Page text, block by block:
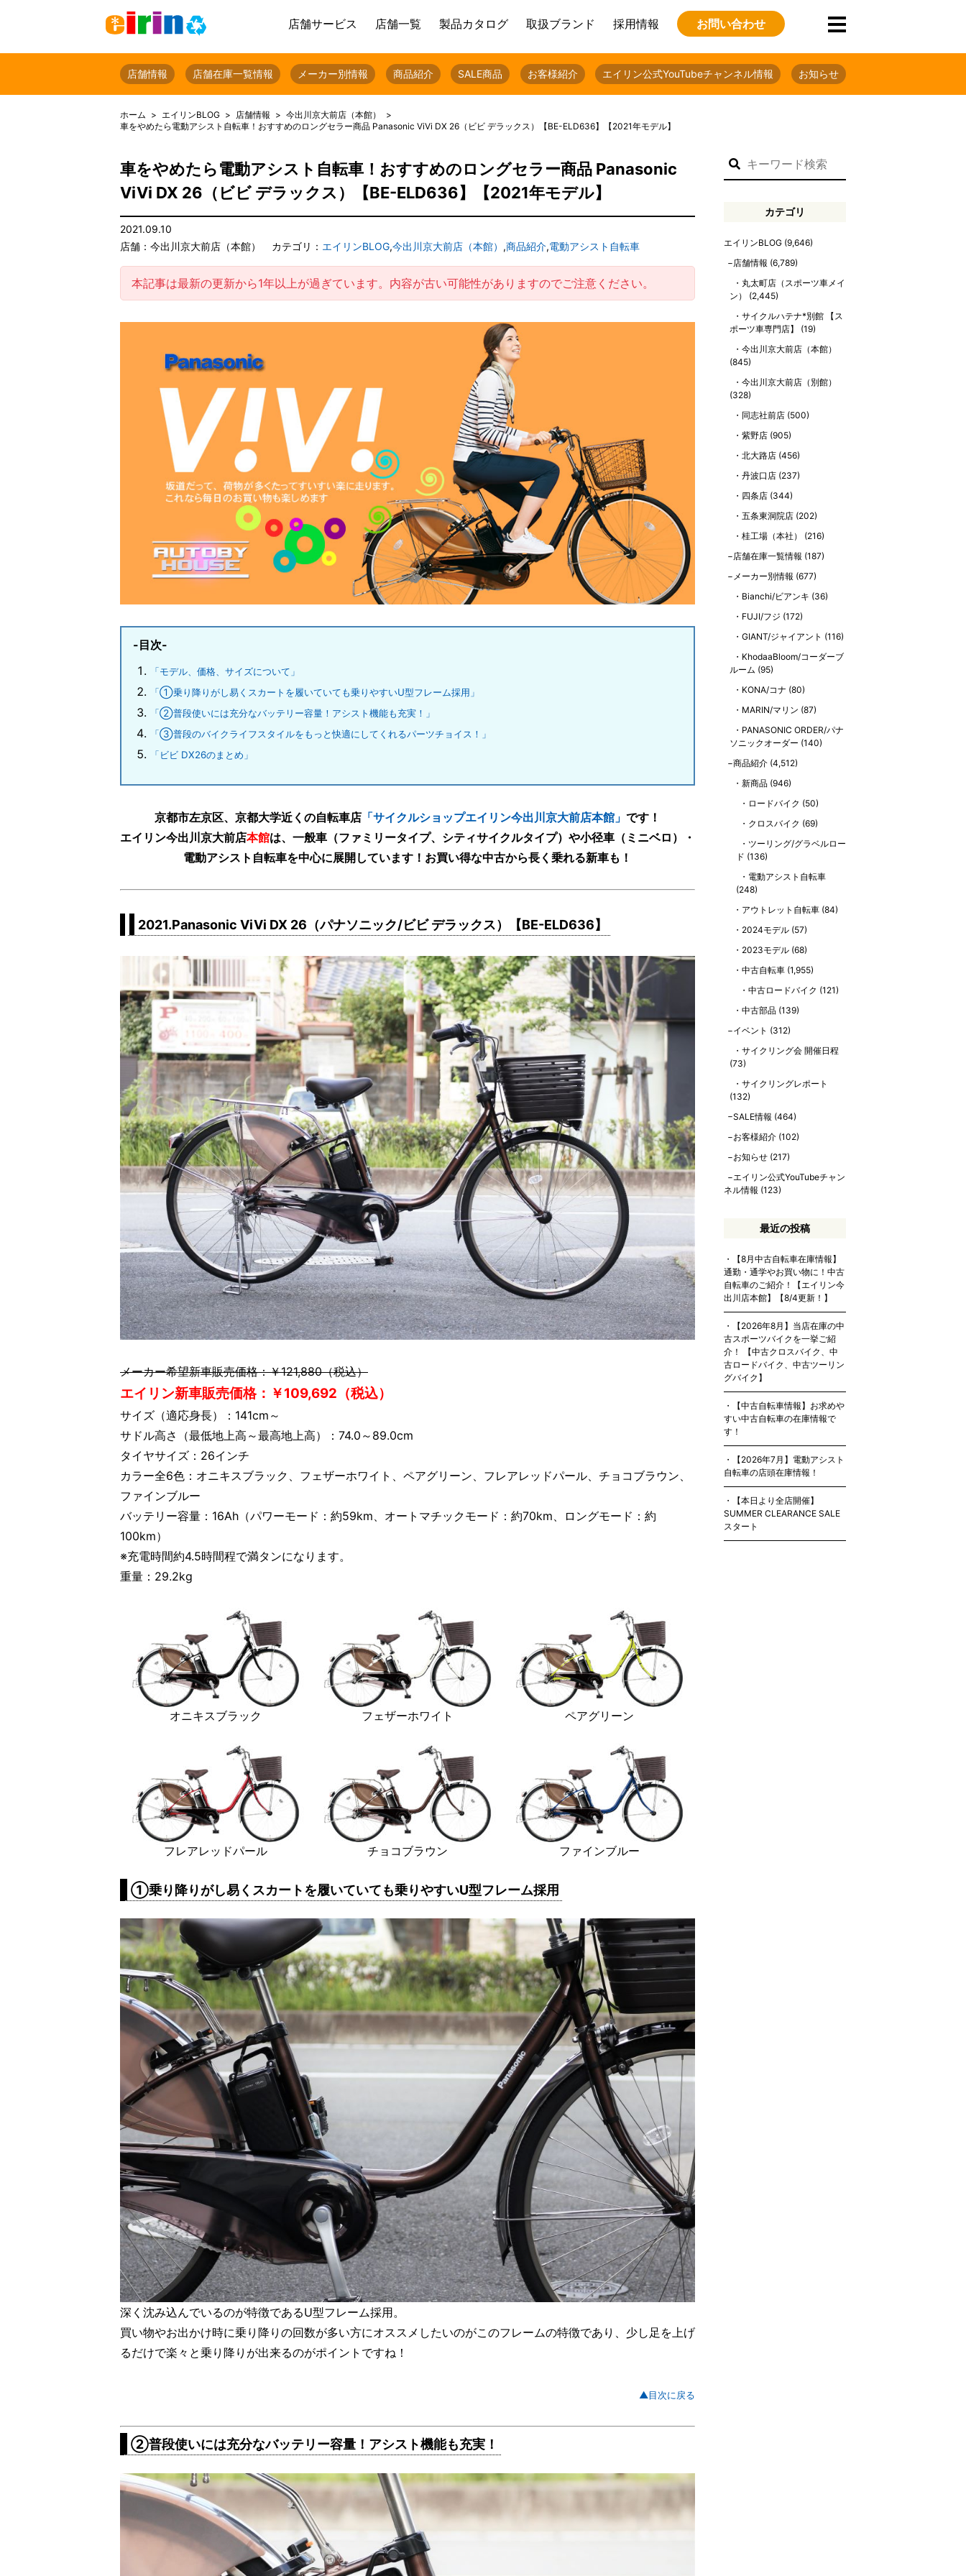
店舗サービス 店舗一覧 製品カタログ 取扱ブランド 採用情報 お問い合わせ
店舗情報 店舗在庫一覧情報 メーカー別情報 商品紹介 SALE商品 お客様紹介 エイリン公式YouTubeチャンネル情報 お知らせ
ホーム エイリンBLOG 店舗情報
今出川京大前店（本館）
車をやめたら電動アシスト自転車！おすすめのロングセラー商品 Panasonic ViVi DX 26（ビビ デラックス）【BE-ELD636】【2021年モデル】
車をやめたら電動アシスト自転車！おすすめのロングセラー商品 Panasonic
ViVi DX 26（ビビ デラックス）【BE-ELD636】【2021年モデル】
2021.09.10
店舗：今出川京大前店（本館）
カテゴリ： エイリンBLOG,今出川京大前店（本館） ,商品紹介,電動アシスト自転車
本記事は最新の更新から1年以上が過ぎています。内容が古い可能性がありますのでご注意ください。
-目次-
「モデル、価格、サイズについて」
「①乗り降りがし易くスカートを履いていても乗りやすいU型フレーム採用」
「②普段使いには充分なバッテリー容量！アシスト機能も充実！」
「③普段のバイクライフスタイルをもっと快適にしてくれるパーツチョイス！」
「ビビ DX26のまとめ」
京都市左京区、京都大学近くの自転車店 「サイクルショップエイリン今出川京大前店本館」 です！
エイリン今出川京大前店本館は、一般車（ファミリータイプ、シティサイクルタイプ）や小径車（ミニベロ）・
電動アシスト自転車を中心に展開しています！お買い得な中古から長く乗れる新車も！
2021.Panasonic ViVi DX 26（パナソニック/ビビ デラックス）【BE-ELD636】
メーカー希望新車販売価格：￥121,880（税込）
エイリン新車販売価格：￥109,692（税込）
サイズ（適応身長）：141cm～
サドル高さ（最低地上高～最高地上高）：74.0～89.0cm
タイヤサイズ：26インチ
カラー全6色：オニキスブラック、フェザーホワイト、ペアグリーン、フレアレッドパール、チョコブラウン、
ファインブルー
バッテリー容量：16Ah（パワーモード：約59km、オートマチックモード：約70km、ロングモード：約
100km）
※充電時間約4.5時間程で満タンになります。
重量：29.2kg
オニキスブラック フェザーホワイト ペアグリーン
フレアレッドパール チョコブラウン ファインブルー
①乗り降りがし易くスカートを履いていても乗りやすいU型フレーム採用
深く沈み込んでいるのが特徴であるU型フレーム採用。
買い物やお出かけ時に乗り降りの回数が多い方にオススメしたいのがこのフレームの特徴であり、少し足を上げ
るだけで楽々と乗り降りが出来るのがポイントですね！
▲目次に戻る
②普段使いには充分なバッテリー容量！アシスト機能も充実！
カテゴリ
エイリンBLOG (9,646)
店舗情報 (6,789)
丸太町店（スポーツ車メイ
ン）
(2,445)
サイクルハテナ*別館 【ス
ポーツ車専門店】
(19)
今出川京大前店（本館）
(845)
今出川京大前店（別館）
(328)
同志社前店 (500)
紫野店 (905)
北大路店 (456)
丹波口店 (237)
四条店 (344)
五条東洞院店 (202)
桂工場（本社）
(216)
店舗在庫一覧情報 (187)
メーカー別情報 (677)
Bianchi/ビアンキ (36)
FUJI/フジ (172)
GIANT/ジャイアント (116)
KhodaaBloom/コーダーブ
ルーム (95)
KONA/コナ (80)
MARIN/マリン (87)
PANASONIC ORDER/パナ
ソニックオーダー (140)
商品紹介 (4,512)
新商品 (946)
ロードバイク (50)
クロスバイク (69)
ツーリング/グラベルロー
ド (136)
電動アシスト自転車
(248)
アウトレット自転車 (84)
2024モデル (57)
2023モデル (68)
中古自転車 (1,955)
中古ロードバイク (121)
中古部品 (139)
イベント (312)
サイクリング会 開催日程
(73)
サイクリングレポート
(132)
SALE情報 (464)
お客様紹介 (102)
お知らせ (217)
エイリン公式YouTubeチャン
ネル情報 (123)
最近の投稿
【8月中古自転車在庫情報】
通勤・通学やお買い物に！中古
自転車のご紹介！【エイリン今
出川店本館】【8/4更新！】
【2026年8月】当店在庫の中
古スポーツバイクを一挙ご紹
介！ 【中古クロスバイク、中
古ロードバイク、中古ツーリン
グバイク】
【中古自転車情報】お求めや
すい中古自転車の在庫情報で
す！
【2026年7月】電動アシスト
自転車の店頭在庫情報！
【本日より全店開催】
SUMMER CLEARANCE SALE
スタート